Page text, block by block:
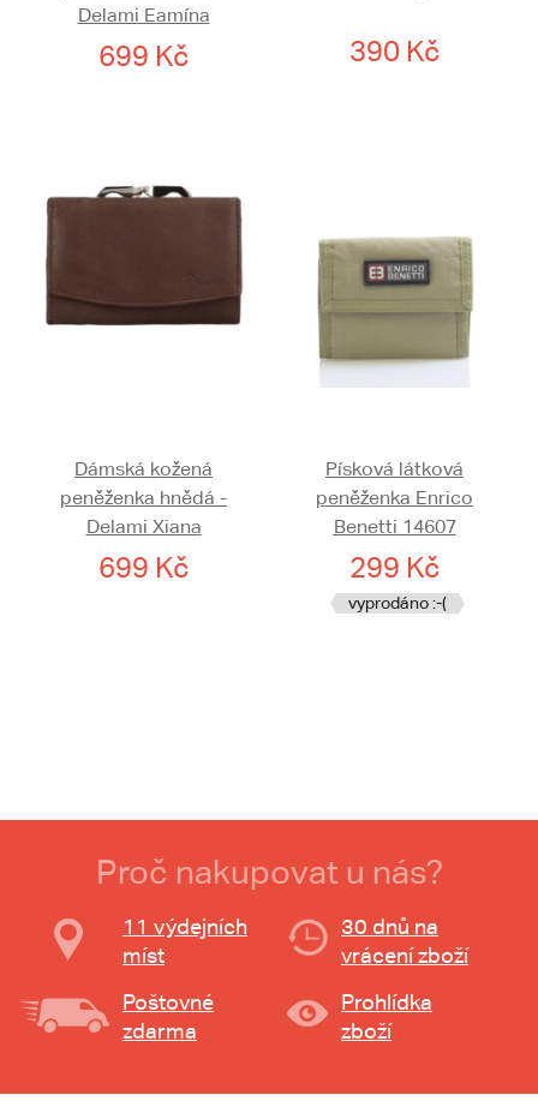
Delami Eamína
699 Kč 390 Kč
Dámská kožená
peněženka hnědá -
Delami Xiana
699 Kč
Písková látková
peněženka Enrico
Benetti 14607
299 Kč
vyprodáno :-(
Proč nakupovat u nás?
11 výdejních
míst
30 dnů na
vrácení zboží
Poštovné
zdarma
Prohlídka
zboží